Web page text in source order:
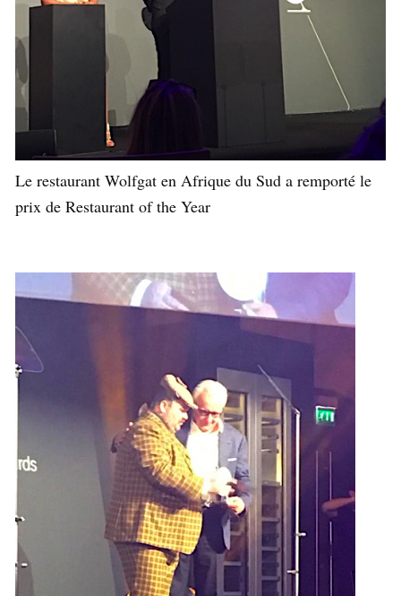
Le restaurant Wolfgat en Afrique du Sud a remporté le
prix de Restaurant of the Year